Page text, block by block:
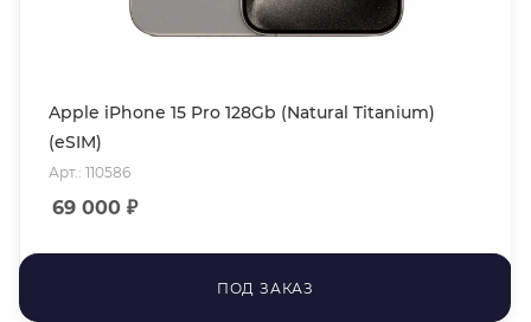
Apple iPhone 15 Pro 128Gb (Natural Titanium)
(eSIM)
Арт.: 110586
69 000 ₽
ПОД ЗАКАЗ